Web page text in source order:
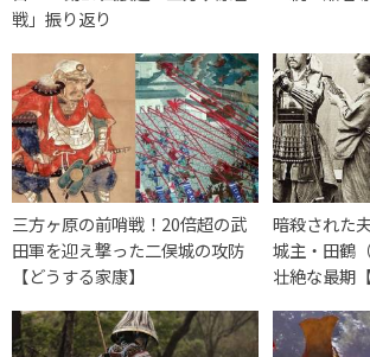
戦」振り返り
三方ヶ原の前哨戦！20倍超の武
田軍を迎え撃った二俣城の攻防
【どうする家康】
暗殺された
城主・田鶴
壮絶な最期